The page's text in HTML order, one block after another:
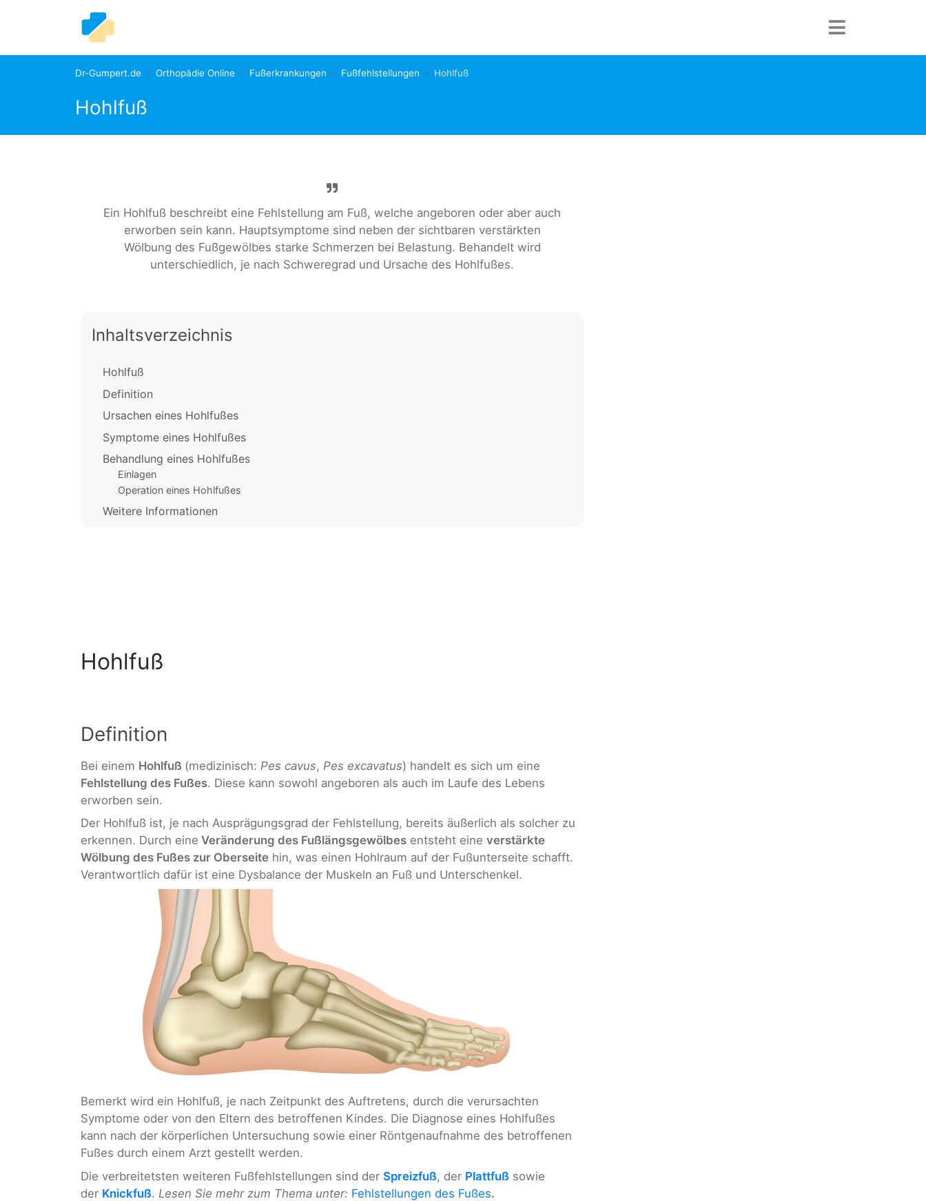
Dr-Gumpert.de Orthopädie Online Fußerkrankungen Fußfehlstellungen Hohlfuß
Hohlfuß
Ein Hohlfuß beschreibt eine Fehlstellung am Fuß, welche angeboren oder aber auch
erworben sein kann. Hauptsymptome sind neben der sichtbaren verstärkten
Wölbung des Fußgewölbes starke Schmerzen bei Belastung. Behandelt wird
unterschiedlich, je nach Schweregrad und Ursache des Hohlfußes.
Inhaltsverzeichnis
Hohlfuß
Definition
Ursachen eines Hohlfußes
Symptome eines Hohlfußes
Behandlung eines Hohlfußes
Einlagen
Operation eines Hohlfußes
Weitere Informationen
Hohlfuß
Definition
Bei einem Hohlfuß (medizinisch: Pes cavus, Pes excavatus) handelt es sich um eine
Fehlstellung des Fußes. Diese kann sowohl angeboren als auch im Laufe des Lebens
erworben sein.
Der Hohlfuß ist, je nach Ausprägungsgrad der Fehlstellung, bereits äußerlich als solcher zu
erkennen. Durch eine Veränderung des Fußlängsgewölbes entsteht eine verstärkte
Wölbung des Fußes zur Oberseite hin, was einen Hohlraum auf der Fußunterseite schafft.
Verantwortlich dafür ist eine Dysbalance der Muskeln an Fuß und Unterschenkel.
Bemerkt wird ein Hohlfuß, je nach Zeitpunkt des Auftretens, durch die verursachten
Symptome oder von den Eltern des betroffenen Kindes. Die Diagnose eines Hohlfußes
kann nach der körperlichen Untersuchung sowie einer Röntgenaufnahme des betroffenen
Fußes durch einem Arzt gestellt werden.
Die verbreitetsten weiteren Fußfehlstellungen sind der Spreizfuß, der Plattfuß sowie
der Knickfuß. Lesen Sie mehr zum Thema unter: Fehlstellungen des Fußes.